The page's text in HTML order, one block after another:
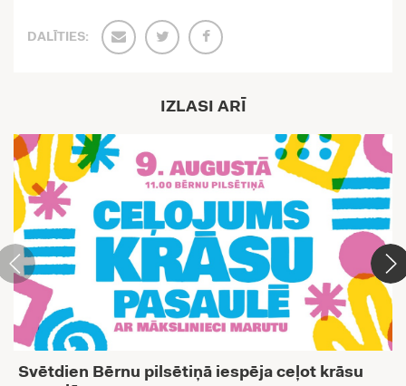
DALĪTIES:
IZLASI ARĪ
Svētdien Bērnu pilsētiņā iespēja ceļot krāsu